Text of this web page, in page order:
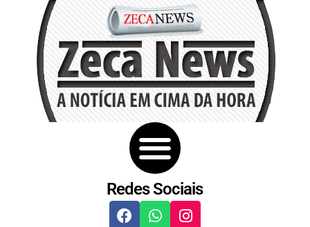
Redes Sociais